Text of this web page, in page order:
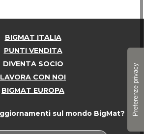
BIGMAT ITALIA
PUNTI VENDITA
DIVENTA SOCIO
LAVORA CON NOI
BIGMAT EUROPA
sul mondo BigMat?